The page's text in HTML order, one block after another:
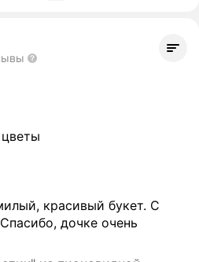
красивый букет. С
дочке очень